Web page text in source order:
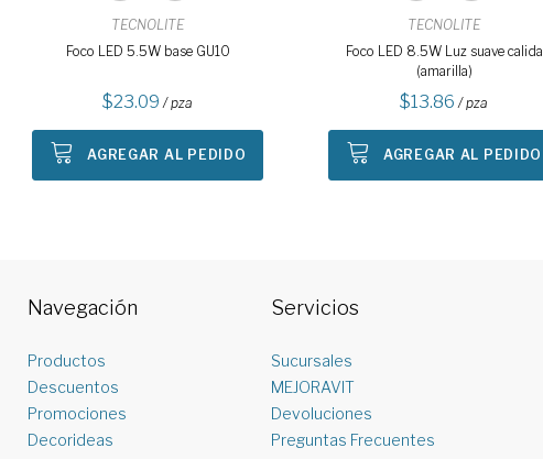
TECNOLITE
Foco LED 5.5W base GU10
23.09 / pza
AGREGAR AL PEDIDO
TECNOLITE
Foco LED 8.5W Luz suave calida
(amarilla)
13.86 / pza
AGREGAR AL PEDIDO
Navegación
Productos
Descuentos
Promociones
Decorideas
Servicios
Sucursales
MEJORAVIT
Devoluciones
Preguntas Frecuentes